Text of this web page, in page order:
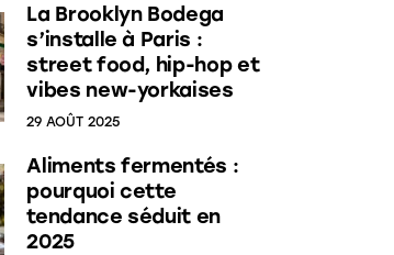
La Brooklyn Bodega
s’installe à Paris :
street food, hip-hop et
vibes new-yorkaises
29 AOÛT 2025
Aliments fermentés :
pourquoi cette
tendance séduit en
2025